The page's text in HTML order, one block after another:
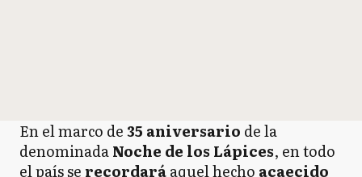
En el marco de35 aniversario de la
denominadaNoche de los Lápices, en todo
el país se recordaráaquel hecho acaecido